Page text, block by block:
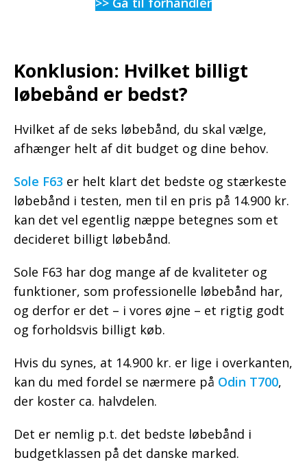
Konklusion: Hvilket billigt
løbebånd er bedst?
Hvilket af de seks løbebånd, du skal vælge,
afhænger helt af dit budget og dine behov.
Sole F63 er helt klart det bedste og stærkeste
løbebånd i testen, men til en pris på 14.900 kr.
kan det vel egentlig næppe betegnes som et
decideret billigt løbebånd.
Sole F63 har dog mange af de kvaliteter og
funktioner, som professionelle løbebånd har,
og derfor er det – i vores øjne – et rigtig godt
og forholdsvis billigt køb.
Hvis du synes, at 14.900 kr. er lige i overkanten,
kan du med fordel se nærmere på Odin T700,
der koster ca. halvdelen.
Det er nemlig p.t. det bedste løbebånd i
budgetklassen på det danske marked.